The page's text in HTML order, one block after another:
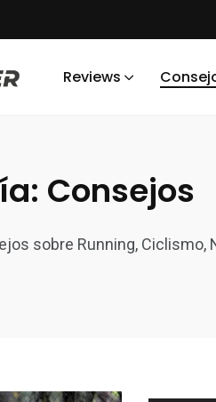
Reviews
Consejos
sobre Running,